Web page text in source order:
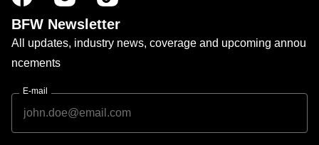
BFW Newsletter
All updates, industry news, coverage and upcoming annou
ncements
E-mail